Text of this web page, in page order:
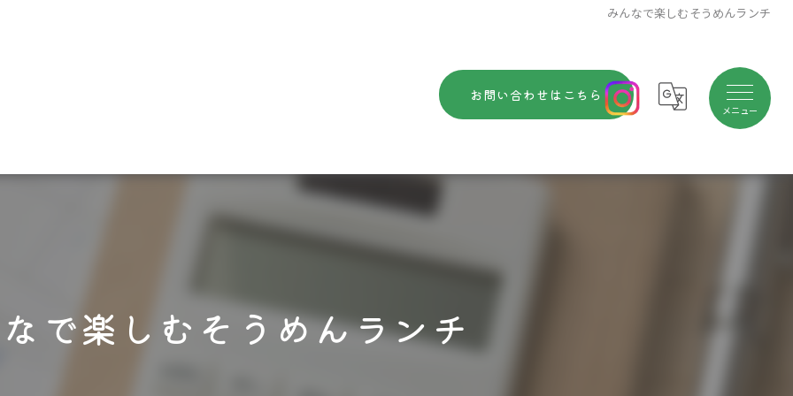
みんなで楽しむそうめんランチ
お問い合わせはこちら
で楽しむそうめんランチ